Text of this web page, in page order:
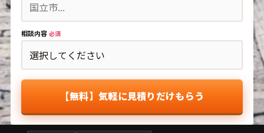
相談内容 必須
【無料】気軽に見積りだけもらう